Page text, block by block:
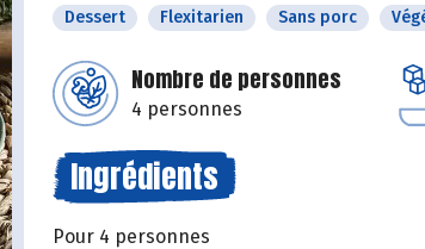
Dessert Flexitarien Sans porc
Nombre de personnes
4 personnes
Ingrédients
Pour 4 personnes